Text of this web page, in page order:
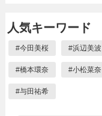
人気キーワード
#今田美桜 #浜辺美波
#橋本環奈 #小松菜奈
#与田祐希